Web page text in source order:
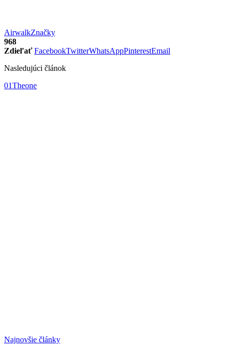
AirwalkZnačky
968
Zdieľať FacebookTwitterWhatsAppPinterestEmail
Nasledujúci článok
01Theone
Najnovšie články